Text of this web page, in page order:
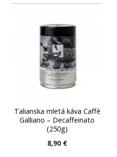
Talianska mletá káva Caffé
Galliano – Decaffeinato
(250g)
8,90 €